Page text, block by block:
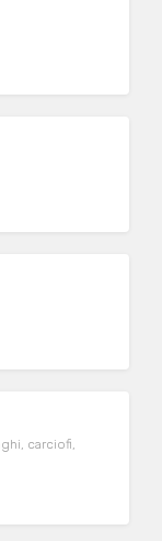
carciofi,